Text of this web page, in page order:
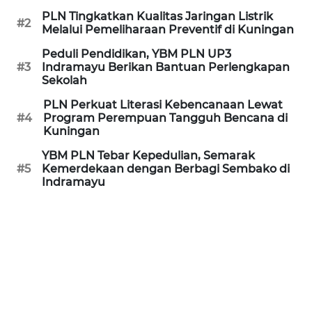
#2
PLN Tingkatkan Kualitas Jaringan Listrik
Melalui Pemeliharaan Preventif di Kuningan
#3
Peduli Pendidikan, YBM PLN UP3
Indramayu Berikan Bantuan Perlengkapan
Sekolah
#4
PLN Perkuat Literasi Kebencanaan Lewat
Program Perempuan Tangguh Bencana di
Kuningan
#5
YBM PLN Tebar Kepedulian, Semarak
Kemerdekaan dengan Berbagi Sembako di
Indramayu
WN
JATENG
WN
NUSANTARA
WN
JOGJA
WN
JATIM